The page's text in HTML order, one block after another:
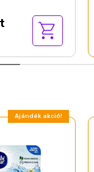
Ajándék akció!